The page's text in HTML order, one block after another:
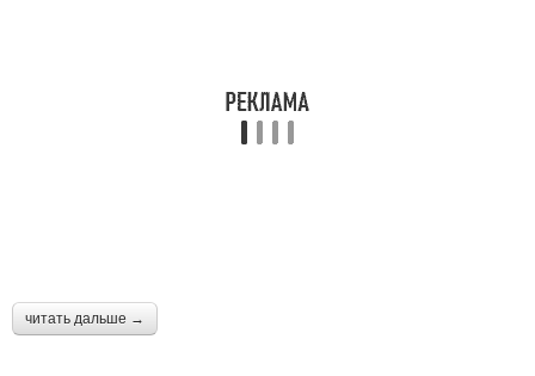
читать дальше →